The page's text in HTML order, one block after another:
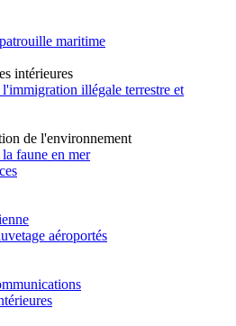
maritime
intérieures
illégale terrestre et
de l'environnement
faune en mer
aéroportés